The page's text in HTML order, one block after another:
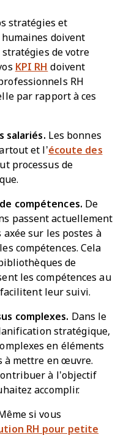
stratégies et
doivent
de votre
KPI RH doivent
RH
par rapport à ces
salariés. Les bonnes
et l’écoute des
processus de
compétences. De
passent actuellement
axée sur les postes à
compétences. Cela
de
les compétences au
leur suivi.
complexes. Dans le
stratégique,
en éléments
à mettre en œuvre.
à l’objectif
accomplir.
Même si vous
RH pour petite